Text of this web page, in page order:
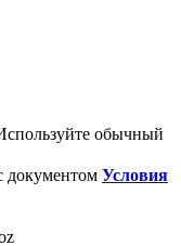
обычный
документом Условия